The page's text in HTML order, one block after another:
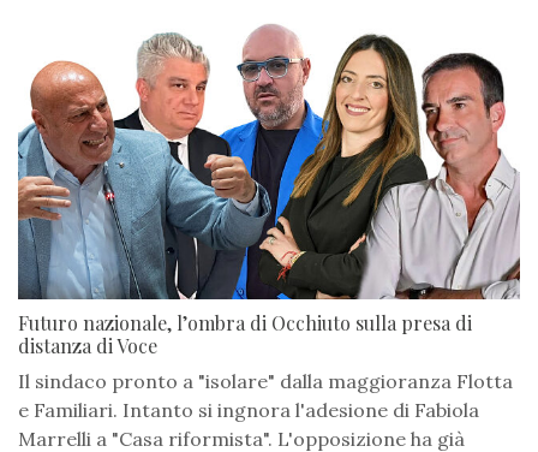
Futuro nazionale, l’ombra di Occhiuto sulla presa di
distanza di Voce
Il sindaco pronto a "isolare" dalla maggioranza Flotta
e Familiari. Intanto si ingnora l'adesione di Fabiola
Marrelli a "Casa riformista". L'opposizione ha già